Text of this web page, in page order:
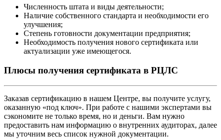
Численность штата и виды деятельности;
Наличие собственного стандарта и необходимости его
улучшения;
Степень готовности документации предприятия;
Необходимость получения нового сертификата или
актуализации уже имеющегося.
Плюсы получения сертификата в РЦЛС
Заказав сертификацию в нашем Центре, вы получите услугу,
оказанную «под ключ». При работе с нашими экспертами вы
сэкономите не только время, но и деньги. Вам нужно
предоставить нам информацию о внутренних аудиторах, далее
мы уточним весь список нужной документации.